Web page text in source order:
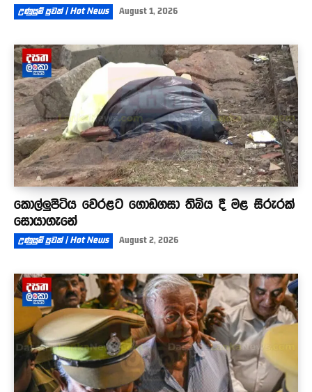
උණුසුම් පුවත් | Hot News August 1, 2026
කොල්ලුපිටිය වෙරළට ගොඩගසා තිබිය දී මළ සිරුරක්
සොයාගැනේ
උණුසුම් පුවත් | Hot News August 2, 2026